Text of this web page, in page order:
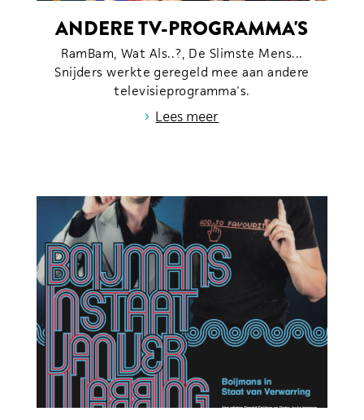
ANDERE TV-PROGRAMMA'S
RamBam, Wat Als..?, De Slimste Mens...
Snijders werkte geregeld mee aan andere
televisieprogramma's.
› Lees meer